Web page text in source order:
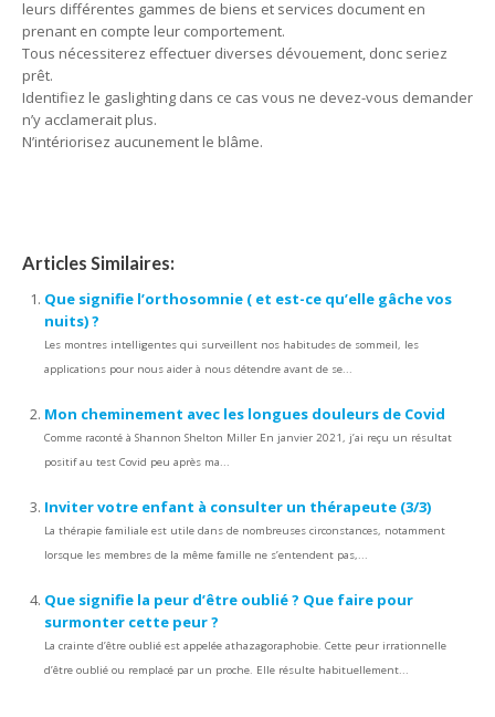
leurs différentes gammes de biens et services document en
prenant en compte leur comportement.
Tous nécessiterez effectuer diverses dévouement, donc seriez
prêt.
Identifiez le gaslighting dans ce cas vous ne devez-vous demander
n’y acclamerait plus.
N’intériorisez aucunement le blâme.
Articles Similaires:
Que signifie l’orthosomnie ( et est-ce qu’elle gâche vos
nuits) ?
Les montres intelligentes qui surveillent nos habitudes de sommeil, les
applications pour nous aider à nous détendre avant de se...
Mon cheminement avec les longues douleurs de Covid
Comme raconté à Shannon Shelton Miller En janvier 2021, j’ai reçu un résultat
positif au test Covid peu après ma...
Inviter votre enfant à consulter un thérapeute (3/3)
La thérapie familiale est utile dans de nombreuses circonstances, notamment
lorsque les membres de la même famille ne s’entendent pas,...
Que signifie la peur d’être oublié ? Que faire pour
surmonter cette peur ?
La crainte d’être oublié est appelée athazagoraphobie. Cette peur irrationnelle
d’être oublié ou remplacé par un proche. Elle résulte habituellement...